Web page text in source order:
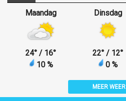
Maandag
24° / 16°
10 %
Dinsdag
22° / 12°
0 %
MEER WEER